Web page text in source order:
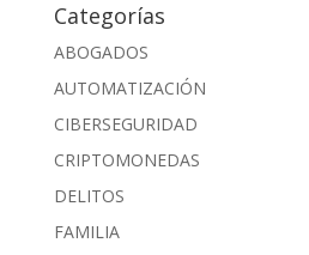
Categorías
ABOGADOS
AUTOMATIZACIÓN
CIBERSEGURIDAD
CRIPTOMONEDAS
DELITOS
FAMILIA